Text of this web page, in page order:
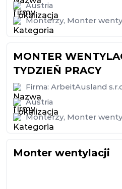
Austria
Monterzy, Monter
MONTER
TYDZIEŇ PRACY
Firma: ArbeitAusland
Austria
Monterzy, Monter
Monter wentylacji